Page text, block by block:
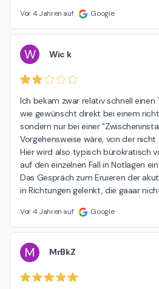
Vor 4 Jahren auf Google
W Wic k
Ich bekam zwar relativ schnell einen
wie gewünscht direkt bei einem
sondern nur bei einer
Vorgehensweise wäre, von der
Hier wird also typisch bürokratisch
auf den einzelnen Fall in Notlagen
Das Gespräch zum Eruieren der
in Richtungen gelenkt, die gaaar
Vor 4 Jahren auf Google
M MrBkZ